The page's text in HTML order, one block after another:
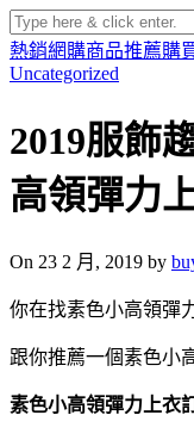
熱銷網購商品推薦購
Uncategorized
2019服飾
高領彈力
On 23 2 月, 2019 by
你在找素色小高領彈
跟你推薦一個素色小
素色小高領彈力上衣